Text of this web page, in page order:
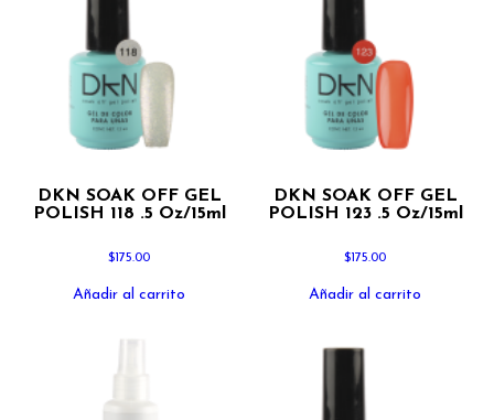
DKN SOAK OFF GEL
POLISH 118 .5 Oz/15ml
$175.00
Añadir al carrito
DKN SOAK OFF GEL
POLISH 123 .5 Oz/15ml
$175.00
Añadir al carrito